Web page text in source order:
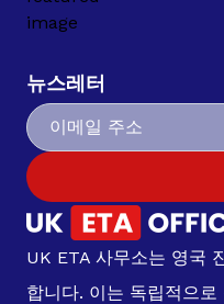
뉴스레터
UK ETA 사무소는 영국
합니다. 이는 독립적으